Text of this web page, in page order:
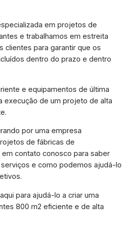
em projetos de
e trabalhamos em estreita
clientes para garantir que os
dentro do prazo e dentro
e equipamentos de última
execução de um projeto de alta
por uma empresa
de fábricas de
contato conosco para saber
e como podemos ajudá-lo
para ajudá-lo a criar uma
800 m2 eficiente e de alta